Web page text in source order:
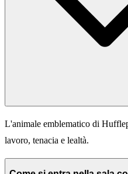
L'animale emblematico di
lavoro, tenacia e lealtà.